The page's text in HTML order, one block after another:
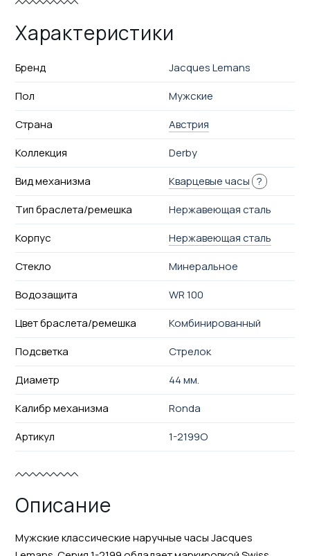
Характеристики
Бренд
Jacques Lemans
Пол
Мужские
Страна
Австрия
Коллекция
Derby
Вид механизма
Кварцевые часы ?
Тип браслета/ремешка
Нержавеющая сталь
Корпус
Нержавеющая сталь
Стекло
Минеральное
Водозащита
WR 100
Цвет браслета/ремешка
Комбинированный
Подсветка
Стрелок
Диаметр
44 мм.
Калибр механизма
Ronda
Артикул
1-2199O
Описание
Мужские классические наручные часы Jacques